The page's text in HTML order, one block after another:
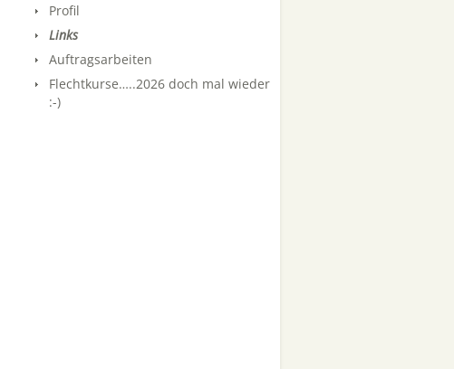
Profil
Links
Auftragsarbeiten
Flechtkurse…..2026 doch mal wieder
:-)